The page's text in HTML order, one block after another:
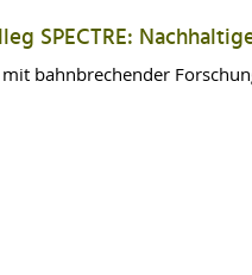
SPECTRE:
bahnbrechender